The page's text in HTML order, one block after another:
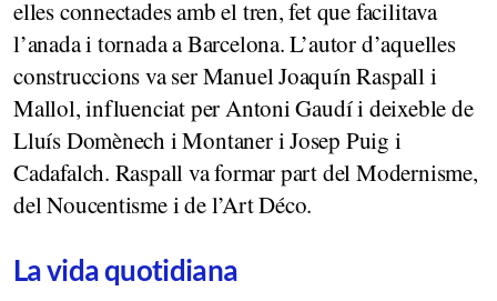
elles connectades amb el tren, fet que facilitava
l’anada i tornada a Barcelona. L’autor d’aquelles
construccions va ser Manuel Joaquín Raspall i
Mallol, influenciat per Antoni Gaudí i deixeble de
Lluís Domènech i Montaner i Josep Puig i
Cadafalch. Raspall va formar part del Modernisme,
del Noucentisme i de l’Art Déco.
La vida quotidiana